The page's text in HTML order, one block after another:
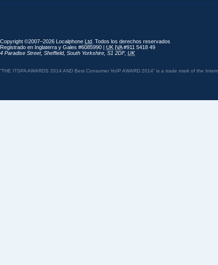
Copyright ©2007–2026 Localphone Ltd . Todos los derechos reservados
Registrado en Inglaterra y Gales #6085990 | UK IVA#911 5418 49
4 Paradise Street, Sheffield, South Yorkshire S1 2DF, UK
“THE ITSPA AWARDS 2014 AND Best Consumer VoIP AWARD 2014” is a trade mark of the